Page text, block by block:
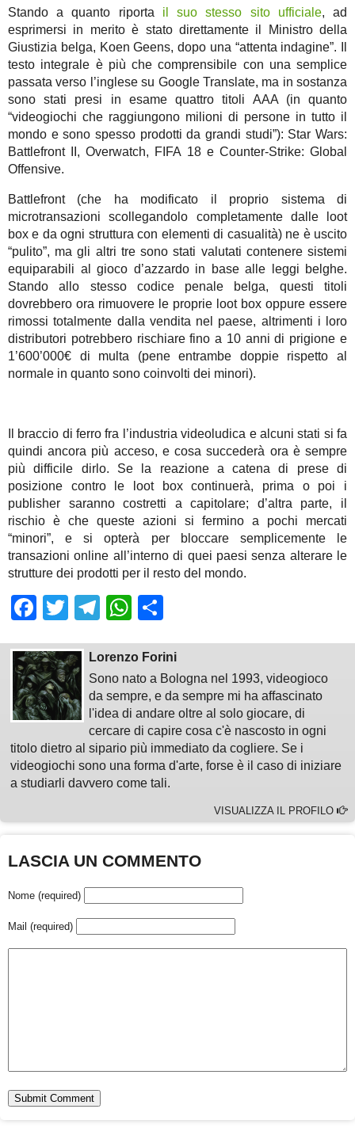
Stando a quanto riporta il suo stesso sito ufficiale, ad
esprimersi in merito è stato direttamente il Ministro della
Giustizia belga, Koen Geens, dopo una “attenta indagine”. Il
testo integrale è più che comprensibile con una semplice
passata verso l’inglese su Google Translate, ma in sostanza
sono stati presi in esame quattro titoli AAA (in quanto
“videogiochi che raggiungono milioni di persone in tutto il
mondo e sono spesso prodotti da grandi studi”): Star Wars:
Battlefront II, Overwatch, FIFA 18 e Counter-Strike: Global
Offensive.
Battlefront (che ha modificato il proprio sistema di
microtransazioni scollegandolo completamente dalle loot
box e da ogni struttura con elementi di casualità) ne è uscito
“pulito”, ma gli altri tre sono stati valutati contenere sistemi
equiparabili al gioco d’azzardo in base alle leggi belghe.
Stando allo stesso codice penale belga, questi titoli
dovrebbero ora rimuovere le proprie loot box oppure essere
rimossi totalmente dalla vendita nel paese, altrimenti i loro
distributori potrebbero rischiare fino a 10 anni di prigione e
1’600’000€ di multa (pene entrambe doppie rispetto al
normale in quanto sono coinvolti dei minori).
Il braccio di ferro fra l’industria videoludica e alcuni stati si fa
quindi ancora più acceso, e cosa succederà ora è sempre
più difficile dirlo. Se la reazione a catena di prese di
posizione contro le loot box continuerà, prima o poi i
publisher saranno costretti a capitolare; d’altra parte, il
rischio è che queste azioni si fermino a pochi mercati
“minori”, e si opterà per bloccare semplicemente le
transazioni online all’interno di quei paesi senza alterare le
strutture dei prodotti per il resto del mondo.
Facebook
TwitterTelegram
WhatsApp
Lorenzo Forini
Sono nato a Bologna nel 1993, videogioco
da sempre, e da sempre mi ha affascinato
l'idea di andare oltre al solo giocare, di
cercare di capire cosa c'è nascosto in ogni
titolo dietro al sipario più immediato da cogliere. Se i
videogiochi sono una forma d'arte, forse è il caso di iniziare
a studiarli davvero come tali.
VISUALIZZA IL PROFILO
LASCIA UN COMMENTO
Nome (required)
Mail (required)